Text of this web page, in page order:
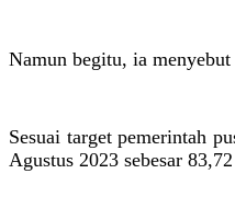
Namun begitu, ia
Sesuai target pemerintah
Agustus 2023 sebesar